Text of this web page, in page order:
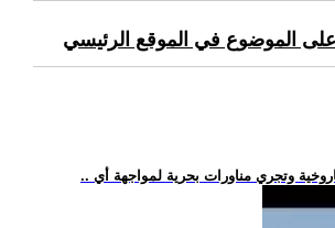
على الموضوع في الموقع الرئيسي
وتجري مناورات بحرية لمواجهة أي